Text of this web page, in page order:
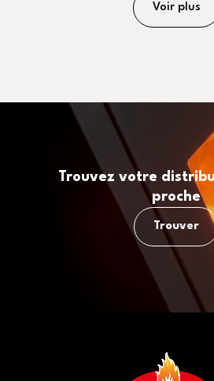
Voir plus
Trouvez votre
proche
Trouver